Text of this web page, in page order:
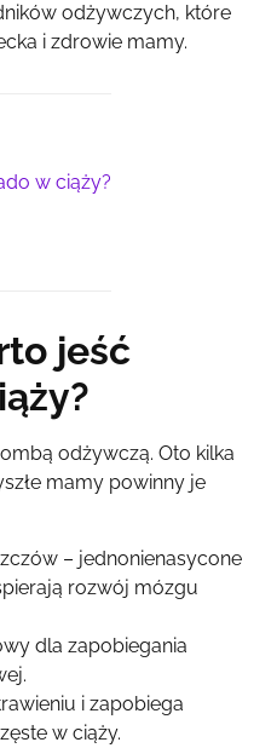
odżywczych, które
i zdrowie mamy.
w ciąży?
jeść
odżywczą. Oto kilka
mamy powinny je
– jednonienasycone
rozwój mózgu
dla zapobiegania
i zapobiega
w ciąży.